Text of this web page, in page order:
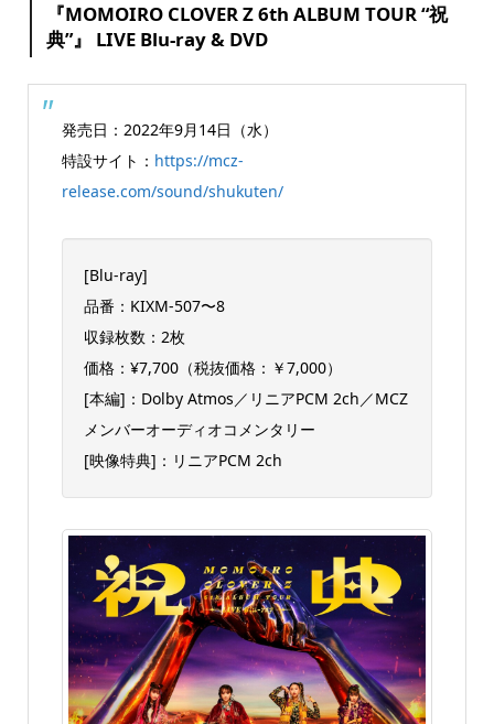
『MOMOIRO CLOVER Z 6th ALBUM TOUR “祝
典”』 LIVE Blu-ray & DVD
発売日：2022年9月14日（水）
特設サイト： https://mcz-
release.com/sound/shukuten/
[Blu-ray]
品番：KIXM-507〜8
収録枚数：2枚
価格：¥7,700（税抜価格：￥7,000）
[本編]：Dolby Atmos／リニアPCM 2ch／MCZ
メンバーオーディオコメンタリー
[映像特典]：リニアPCM 2ch